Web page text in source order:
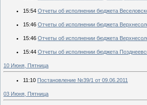
15:54 Отчеты об исполнении бюджета
15:46 Отчеты об исполнении бюджета
15:46 Отчеты об исполнении бюджета
15:44 Отчеты об исполнении бюджета
10 Июня, Пятница
11:10 Постановление №39/1 от 09.06.2011
03 Июня, Пятница